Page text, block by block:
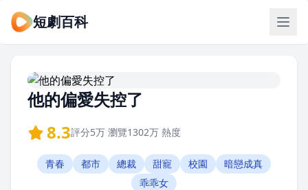
短劇百科
他的偏愛失控了
8.3評分5万 瀏覽1302万 熱度
青春 都市 總裁 甜寵 校園
暗戀成真
乖乖女